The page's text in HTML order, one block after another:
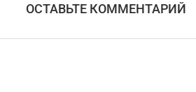
ОСТАВЬТЕ КОММЕНТАРИЙ